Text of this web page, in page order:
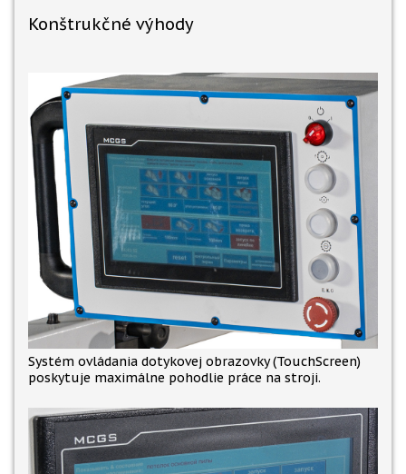
Konštrukčné výhody
Systém ovládania dotykovej obrazovky (TouchScreen)
poskytuje maximálne pohodlie práce na stroji.